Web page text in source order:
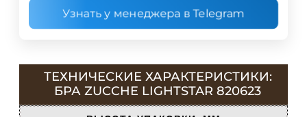
Узнать у менеджера в Telegram
ТЕХНИЧЕСКИЕ ХАРАКТЕРИСТИКИ:
БРА ZUCCHE LIGHTSTAR 820623